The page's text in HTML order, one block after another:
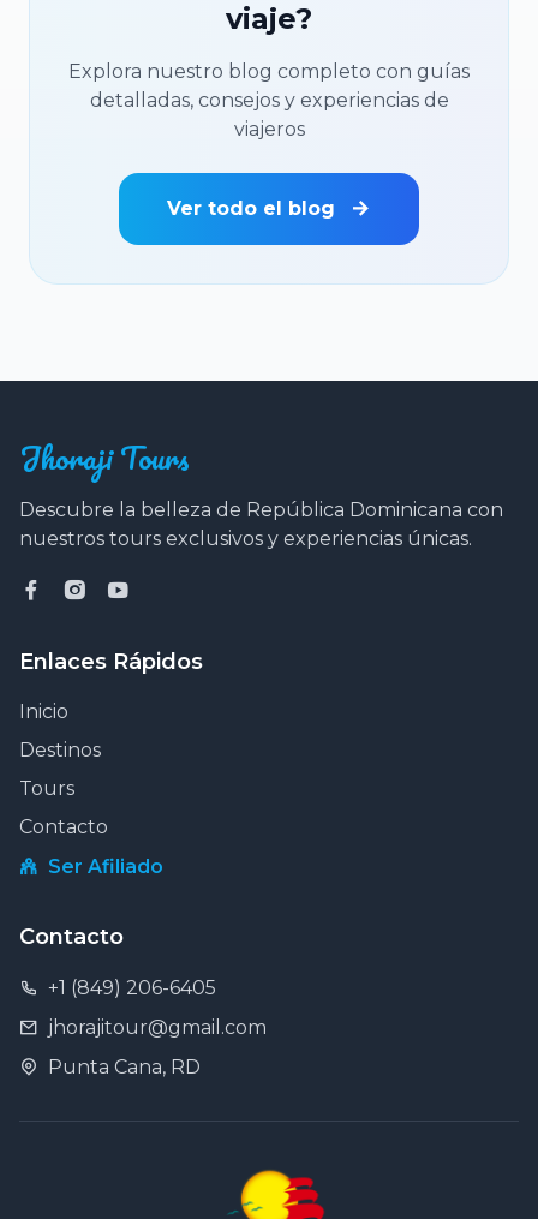
viaje?
Explora nuestro blog completo con guías
detalladas, consejos y experiencias de
viajeros
Ver todo el blog
Jhoraji Tours
Descubre la belleza de República Dominicana con
nuestros tours exclusivos y experiencias únicas.
Enlaces Rápidos
Inicio
Destinos
Tours
Contacto
Ser Afiliado
Contacto
+1 (849) 206-6405
jhorajitour@gmail.com
Punta Cana, RD